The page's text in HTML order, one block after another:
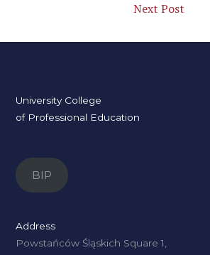
Next Post
University College
of Professional Education
BIP
Address
Powstańców Śląskich Square 1,